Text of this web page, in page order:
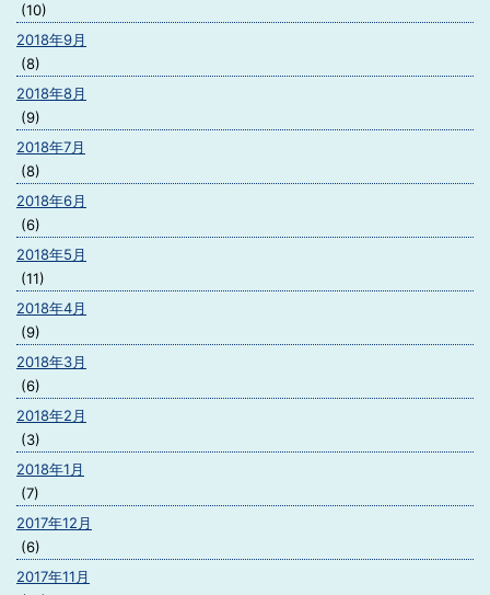
(10)
2018年9月
(8)
2018年8月
(9)
2018年7月
(8)
2018年6月
(6)
2018年5月
(11)
2018年4月
(9)
2018年3月
(6)
2018年2月
(3)
2018年1月
(7)
2017年12月
(6)
2017年11月